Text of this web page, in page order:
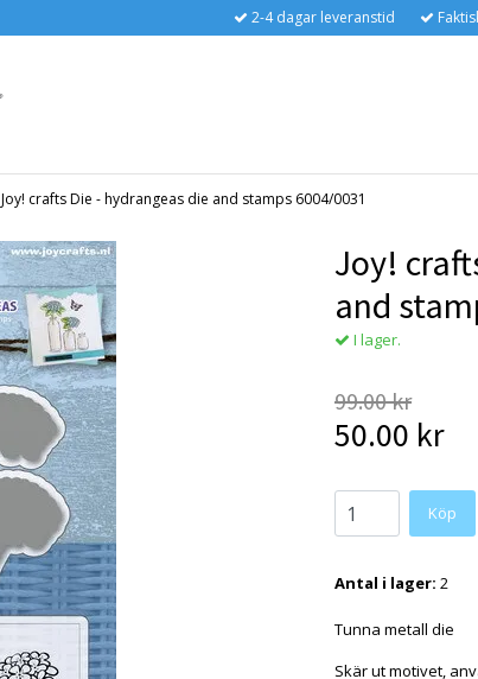
2-4 dagar leveranstid
Joy! crafts Die - hydrangeas die and stamps 6004/0031
Joy!
and
I lager.
99.00 kr
50.00 kr
Antal i lager: 2
Tunna metall die
Skär ut motivet,